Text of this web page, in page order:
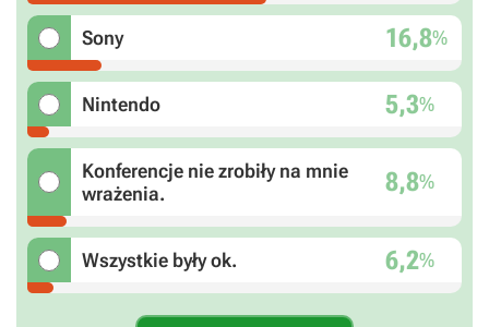
Sony 16,8%
Nintendo 5,3%
Konferencje nie zrobiły na mnie
wrażenia.
8,8%
Wszystkie były ok. 6,2%